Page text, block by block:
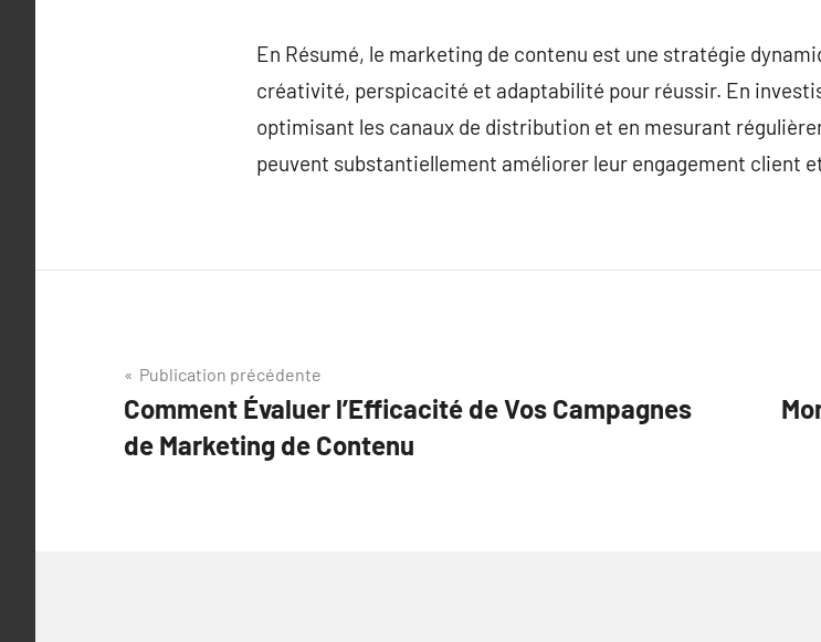
En Résumé, le marketing de contenu est une stratégie
créativité, perspicacité et adaptabilité pour réussir. En
optimisant les canaux de distribution et en mesurant
peuvent substantiellement améliorer leur engagement client
Navigation
de
l’article
Publication précédente
Comment Évaluer l’Efficacité de Vos Campagnes
de Marketing de Contenu